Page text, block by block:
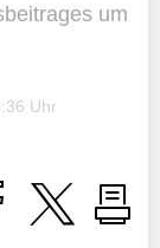
um
Uhr